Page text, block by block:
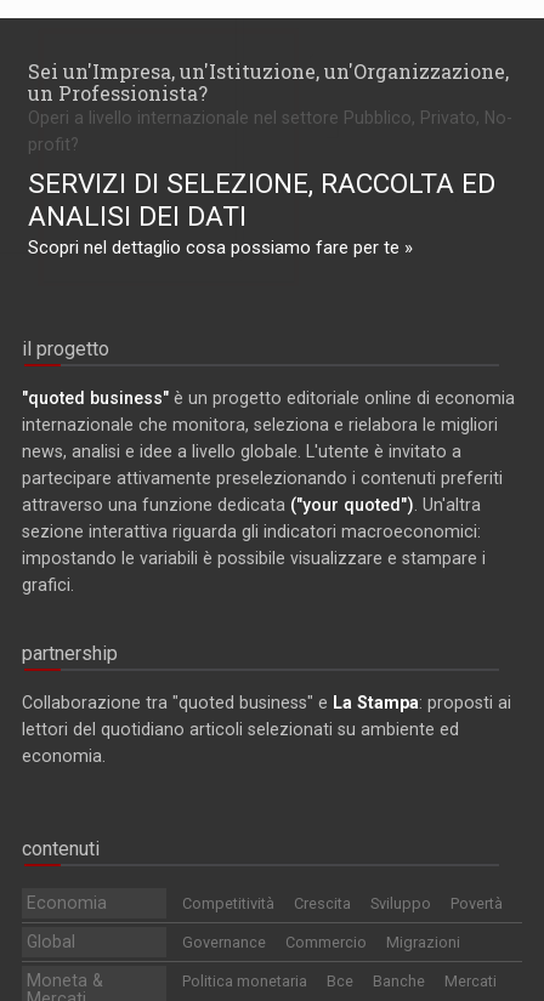
Sei un'Impresa, un'Istituzione, un'Organizzazione,
un Professionista?
Operi a livello internazionale nel settore Pubblico, Privato, No-
profit?
SERVIZI DI SELEZIONE, RACCOLTA ED
ANALISI DEI DATI
Scopri nel dettaglio cosa possiamo fare per te »
il progetto
"quoted business" è un progetto editoriale online di economia
internazionale che monitora, seleziona e rielabora le migliori
news, analisi e idee a livello globale. L'utente è invitato a
partecipare attivamente preselezionando i contenuti preferiti
attraverso una funzione dedicata ("your quoted") . Un'altra
sezione interattiva riguarda gli indicatori macroeconomici:
impostando le variabili è possibile visualizzare e stampare i
grafici.
partnership
Collaborazione tra "quoted business" e La Stampa: proposti ai
lettori del quotidiano articoli selezionati su ambiente ed
economia.
contenuti
Economia Competitività Crescita Sviluppo Povertà
Global Governance Commercio Migrazioni
Moneta &
Politica monetaria Bce Banche Mercati